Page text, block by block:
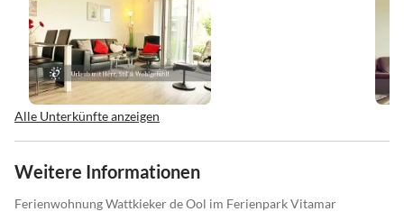
Alle Unterkünfte anzeigen
Weitere Informationen
Ferienwohnung Wattkieker de Ool im Ferienpark Vitamar